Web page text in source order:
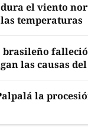
el viento
temperaturas
falleció
las causas del
la